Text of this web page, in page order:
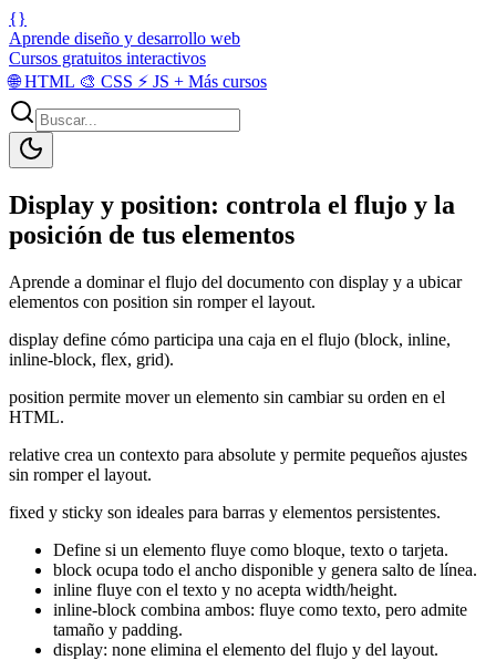
{}
Aprende diseño y desarrollo web
Cursos gratuitos interactivos
🌐HTML 🎨 CSS ⚡ JS + Más cursos
Display y position: controla el flujo y la
posición de tus elementos
Aprende a dominar el flujo del documento con display y a ubicar
elementos con position sin romper el layout.
display define cómo participa una caja en el flujo (block, inline,
inline-block, flex, grid).
position permite mover un elemento sin cambiar su orden en el
HTML.
relative crea un contexto para absolute y permite pequeños ajustes
sin romper el layout.
fixed y sticky son ideales para barras y elementos persistentes.
Define si un elemento fluye como bloque, texto o tarjeta.
block ocupa todo el ancho disponible y genera salto de línea.
inline fluye con el texto y no acepta width/height.
inline-block combina ambos: fluye como texto, pero admite
tamaño y padding.
display: none elimina el elemento del flujo y del layout.